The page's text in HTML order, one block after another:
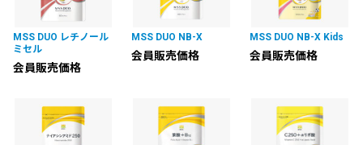
MSS DUO レチノール
ミセル
会員販売価格
MSS DUO NB-X
会員販売価格
MSS DUO NB-X Kids
会員販売価格